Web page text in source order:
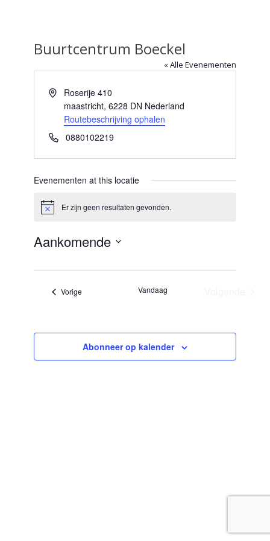
Buurtcentrum Boeckel
« Alle Evenementen
AdresRoserije 410
maastricht, 6228 DN Nederland
Routebeschrijving ophalen
Telefoon0880102219
Evenementen at this locatie
BerichtEr zijn geen resultaten gevonden.
Aankomende
een
Vorige Vandaag
Abonneer op kalender